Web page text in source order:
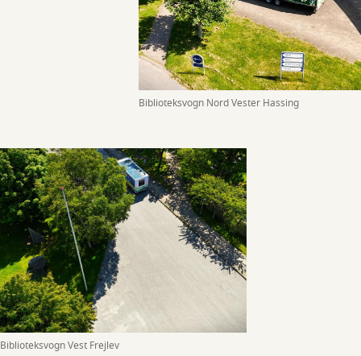
Biblioteksvogn Nord Vester Hassing
Biblioteksvogn Vest Frejlev